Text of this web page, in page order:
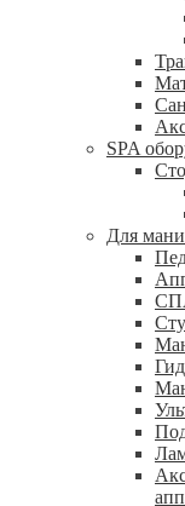
SPA
Для